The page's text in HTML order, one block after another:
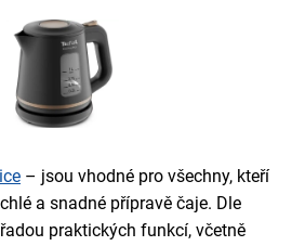
– jsou vhodné pro všechny, kteří
a snadné přípravě čaje. Dle
praktických funkcí, včetně